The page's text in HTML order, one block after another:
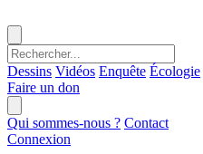
Dessins Vidéos Enquête Écologie
Faire un don
Qui sommes-nous ? Contact
Connexion